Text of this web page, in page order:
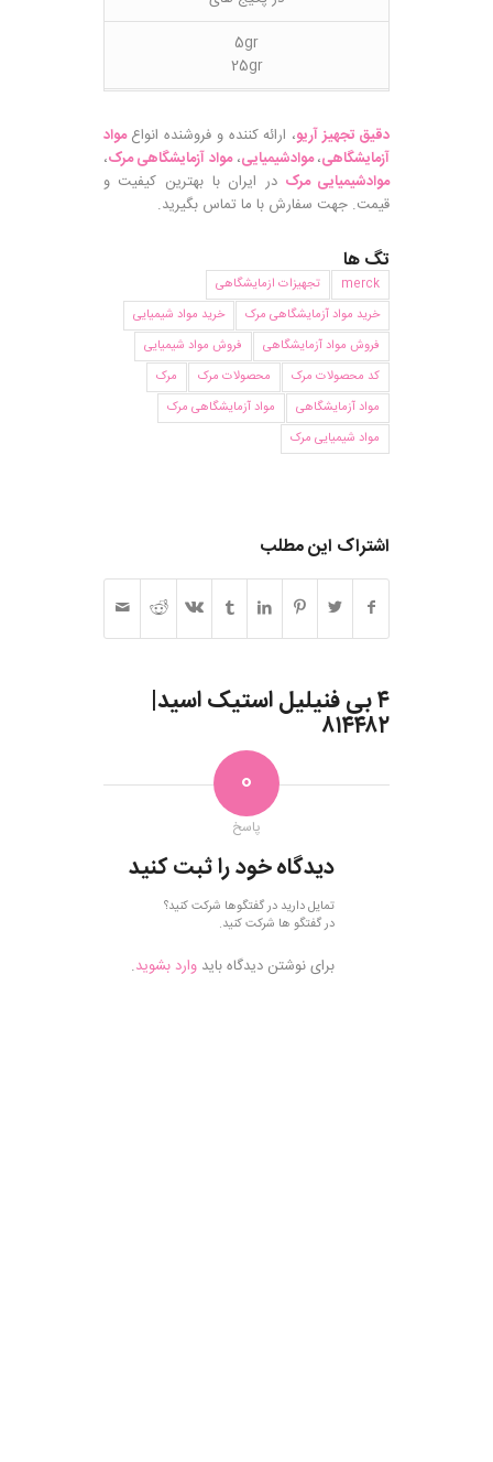
5gr
25gr
دقیق تجهیز آریو، ارائه کننده و فروشنده انواعمواد
آزمایشگاهی،موادشیمیایی،مواد آزمایشگاهی مرک،
موادشیمیایی مرک در ایران با بهترین کیفیت و
قیمت. جهت سفارش با ما تماس بگیرید.
تگ ها
merck
تجهیزات ازمایشگاهی
خرید مواد آزمایشگاهی مرک
خرید مواد شیمیایی
فروش مواد آزمایشگاهی
فروش مواد شیمیایی
کد محصولات مرک
محصولات مرک
مرک
مواد آزمایشگاهی
مواد آزمایشگاهی مرک
مواد شیمیایی مرک
اشتراک این مطلب
۴ بی فنیلیل استیک اسید|
۸۱۴۴۸۲
0
پاسخ
دیدگاه خود را ثبت کنید
تمایل دارید در گفتگوها شرکت کنید؟
در گفتگو ها شرکت کنید.
برای نوشتن دیدگاه باید وارد بشوید.